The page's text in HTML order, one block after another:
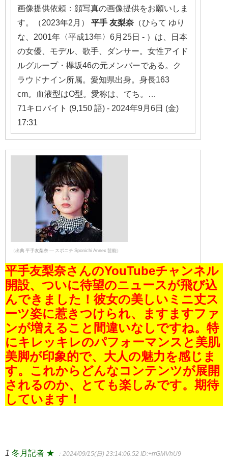
画像提供依頼：顔写真の画像提供をお願いしま
す。（2023年2月） 平手 友梨奈 （ひらて ゆり
な、2001年〈平成13年〉6月25日 - ）は、日本
の女優、モデル、歌手、ダンサー。女性アイド
ルグループ・欅坂46の元メンバーである。ク
ラウドナイン所属。愛知県出身。身長163
cm。血液型はO型。愛称は、てち。…
71キロバイト (9,150 語) - 2024年9月6日 (金)
17:31
（出典 平手友梨奈 ― スポニチ Sponichi Annex 芸能）
平手友梨奈さんのYouTubeチャンネル
開設、ついに待望のニュースが飛び込
んできました！彼女の美しいミニ丈ス
ーツ姿に惹きつけられ、ますますファ
ンが増えること間違いなしですね。特
にキレッキレのパフォーマンスと美肌
美脚が印象的で、大人の魅力を感じま
す。これからどんなコンテンツが展開
されるのか、とても楽しみです。期待
しています！
1 冬月記者 ★ ：2024/09/15(日) 23:14:06.52 ID:+rrGMVhU9